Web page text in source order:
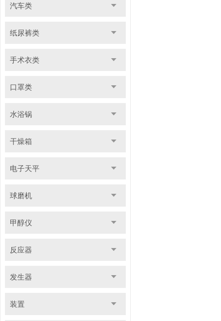
汽车类
纸尿裤类
手术衣类
口罩类
水浴锅
干燥箱
电子天平
球磨机
甲醇仪
反应器
发生器
装置